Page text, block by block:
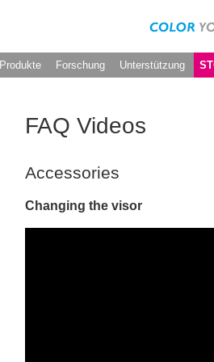
Produkte Forschung Unterstützung
FAQ Videos
Accessories
Changing the visor